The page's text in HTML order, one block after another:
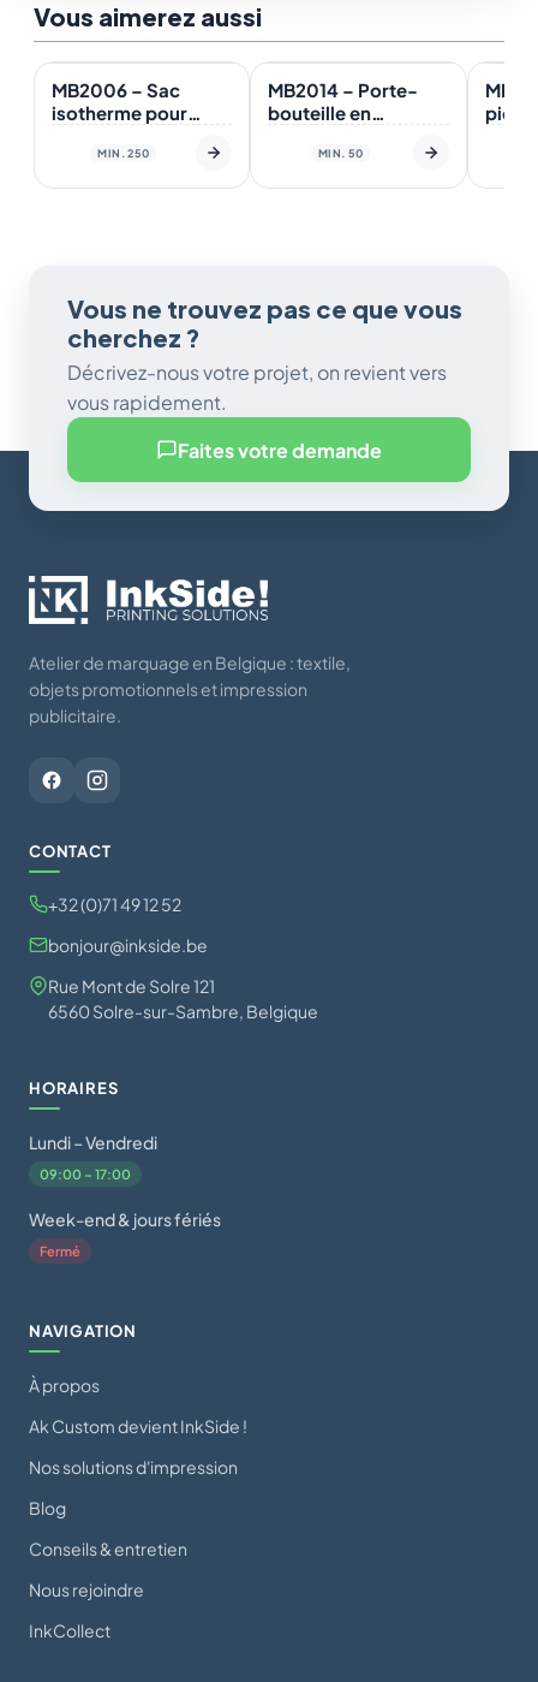
Vous aimerez aussi
En stock
MB2006 – Sac
isotherme pour
avec fermeture par
MIN. 250
En stock
MB2014 – Porte-
bouteille en
MIN. 50
En
Vous ne trouvez pas ce que vous
cherchez ?
Décrivez-nous votre projet, on revient vers
vous rapidement.
Faites votre demande
Atelier de marquage en Belgique : textile,
objets promotionnels et impression
publicitaire.
CONTACT
+32 (0)71 49 12 52
bonjour@inkside.be
Rue Mont de Solre 121
6560 Solre-sur-Sambre, Belgique
HORAIRES
Lundi – Vendredi
09:00 – 17:00
Week-end & jours fériés
Fermé
NAVIGATION
À propos
Ak Custom devient InkSide !
Nos solutions d'impression
Blog
Conseils & entretien
Nous rejoindre
InkCollect